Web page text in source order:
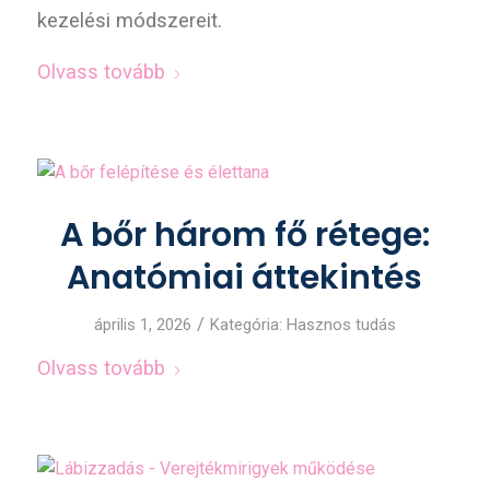
kezelési módszereit.
Olvass tovább
A bőr három fő rétege:
Anatómiai áttekintés
április 1, 2026 / Kategória: Hasznos tudás
Olvass tovább